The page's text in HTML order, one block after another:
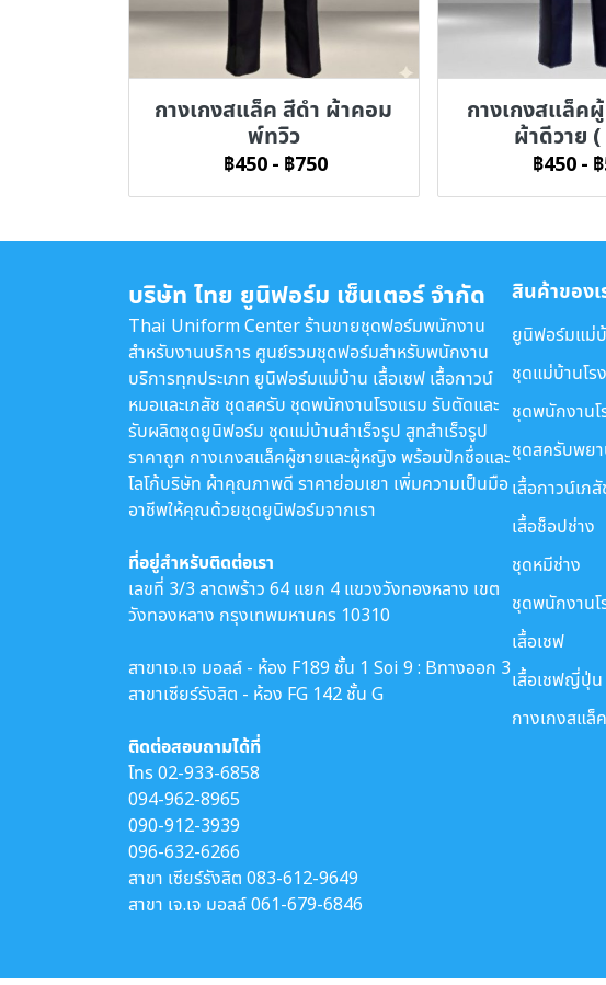
กางเกงสแล็ค สีดำ ผ้าคอม
พ์ทวิว
฿450 - ฿750
กางเกงสแล็ค
ผ้าดีวาย (
฿450 -
บริษัท ไทย ยูนิฟอร์ม เซ็นเตอร์ จำกัด
Thai Uniform Center ร้านขายชุดฟอร์มพนักงาน
สำหรับงานบริการ ศูนย์รวมชุดฟอร์มสำหรับพนักงาน
บริการทุกประเภท ยูนิฟอร์มแม่บ้าน เสื้อเชฟ เสื้อกาวน์
หมอและเภสัช ชุดสครับ ชุดพนักงานโรงแรม รับตัดและ
รับผลิตชุดยูนิฟอร์ม ชุดแม่บ้านสำเร็จรูป สูทสำเร็จรูป
ราคาถูก กางเกงสแล็คผู้ชายและผู้หญิง พร้อมปักชื่อและ
โลโก้บริษัท ผ้าคุณภาพดี ราคาย่อมเยา เพิ่มความเป็นมือ
อาชีพให้คุณด้วยชุดยูนิฟอร์มจากเรา
ที่อยู่สำหรับติดต่อเรา
เลขที่ 3/3 ลาดพร้าว 64 แยก 4 แขวงวังทองหลาง เขต
วังทองหลาง กรุงเทพมหานคร 10310
สาขาเจ.เจ มอลล์ - ห้อง F189 ชั้น 1 Soi 9 : Bทางออก 3
สาขาเซียร์รังสิต - ห้อง FG 142 ชั้น G
ติดต่อสอบถามได้ที่
โทร02-933-6858
094-962-8965
090-912-3939
096-632-6266
สาขา เซียร์รังสิต 083-612-9649
สาขา เจ.เจ มอลล์061-679-6846
สินค้าของเ
ยูนิฟอร์มแม่
ชุดแม่บ้านโร
ชุดพนักงานโ
ชุดสครับพย
เสื้อกาวน์เภสั
เสื้อช็อปช่าง
ชุดหมีช่าง
ชุดพนักงานโ
เสื้อเชฟ
เสื้อเชฟญี่ปุ่น
กางเกงสแล็